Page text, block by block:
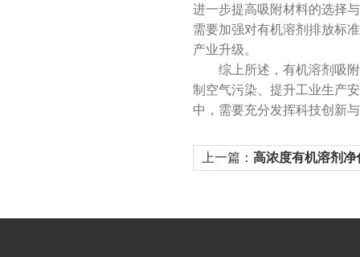
进一步提高吸附材料的选择
需要加强对有机溶剂排放标
产业升级。
综上所述，有机溶剂吸附
制空气污染、提升工业生产
中，需要充分发挥科技创新
上一篇： 高浓度有机溶剂净